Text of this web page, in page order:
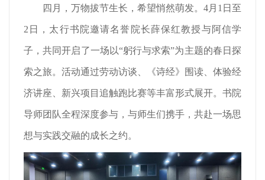
四月，万物拔节生长，希望悄然萌发。4月1日至
2日，太行书院邀请名誉院长薛保红教授与阿信学
子，共同开启了一场以“躬行与求索”为主题的春日探
索之旅。活动通过劳动访谈、《诗经》围读、体验经
济讲座、新兴项目追触跑比赛等丰富形式展开。书院
导师团队全程深度参与，与师生们携手，共赴一场思
想与实践交融的成长之约。